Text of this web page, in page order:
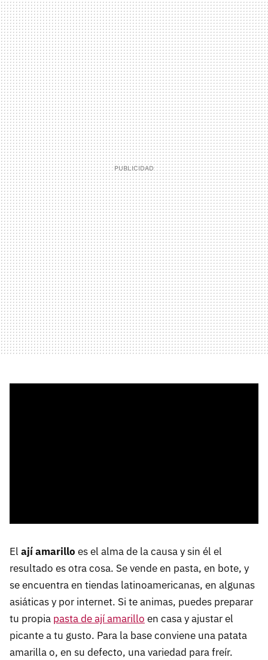
El ají amarillo es el alma de la causa y sin él el
resultado es otra cosa. Se vende en pasta, en bote, y
se encuentra en tiendas latinoamericanas, en algunas
asiáticas y por internet. Si te animas, puedes preparar
tu propia pasta de ají amarillo en casa y ajustar el
picante a tu gusto. Para la base conviene una patata
amarilla o, en su defecto, una variedad para freír.